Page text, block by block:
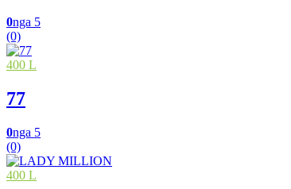
0nga 5
(0)
400 L
77
0nga 5
(0)
400 L